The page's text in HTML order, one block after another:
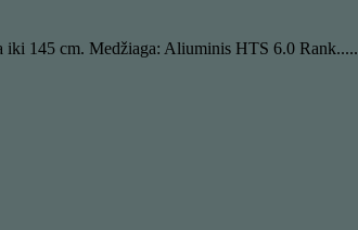
iki 145 cm. Medžiaga: Aliuminis HTS 6.0 Rank.....